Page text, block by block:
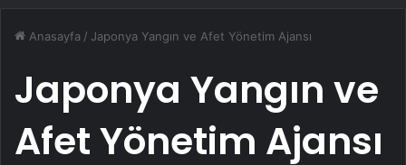
Anasayfa / Japonya Yangın ve Afet Yönetim Ajansı
Japonya Yangın ve
Afet Yönetim Ajansı